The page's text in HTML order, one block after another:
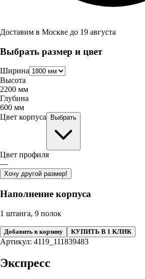
Доставим в Москве до 19 августа
Выбрать размер и цвет
Ширина
Высота
2200 мм
Глубина
600 мм
Цвет корпуса
Выбрать
Цвет профиля
—
Хочу другой размер!
Наполнение корпуса
1 штанга, 9 полок
Добавить в корзину КУПИТЬ В 1 КЛИК
Артикул: 4119_111839483
Экспресс